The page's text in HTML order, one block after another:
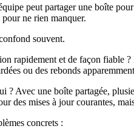
peut partager une boîte
ne rien manquer.
souvent.
rapidement et de façon fiable
ou des rebonds
Avec une boîte partagée,
des mises à jour courantes,
concrets :